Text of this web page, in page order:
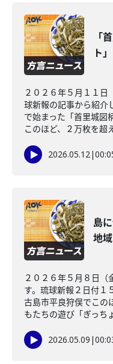
「
ト
２０２６年５月１１日
球新報の記事から紹介
で始まった「首里城図
このほど、２万枚を超
2026.05.12|
島
地
２０２６年５月８日（
す。琉球新報２日付１
古島市平良狩俣でこの
もたちの遊び「ぎっち
2026.05.09 |